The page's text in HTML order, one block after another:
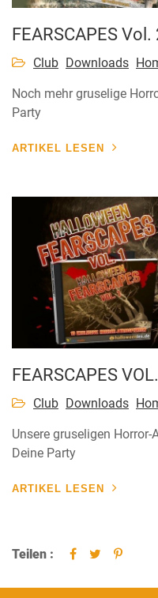
FEARSCAPES Vol.
Club Downloads
Noch mehr gruselige
Party
ARTIKEL LESEN
FEARSCAPES
Club Downloads
Unsere gruseligen
Deine Party
ARTIKEL LESEN
Teilen :